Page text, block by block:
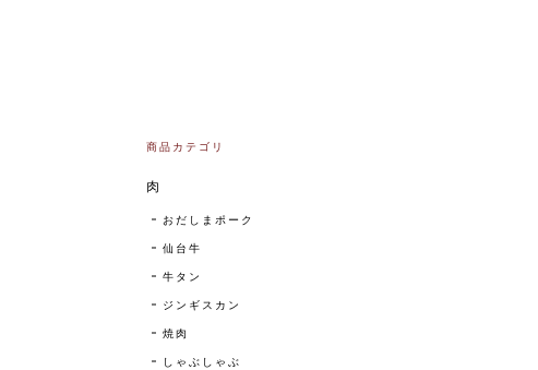
商品カテゴリ
肉
おだしまポーク
仙台牛
牛タン
ジンギスカン
焼肉
しゃぶしゃぶ